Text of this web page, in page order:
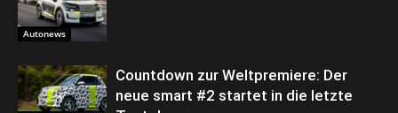
Autonews
Countdown zur Weltpremiere: Der
neue smart #2 startet in die letzte